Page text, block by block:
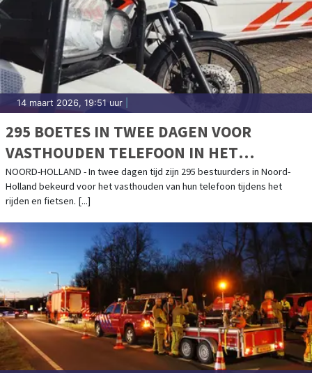
14 maart 2026, 19:51 uur
295 BOETES IN TWEE DAGEN VOOR
VASTHOUDEN TELEFOON IN HET
VERKEER
NOORD-HOLLAND - In twee dagen tijd zijn 295 bestuurders in Noord-
Holland bekeurd voor het vasthouden van hun telefoon tijdens het
rijden en fietsen. [...]